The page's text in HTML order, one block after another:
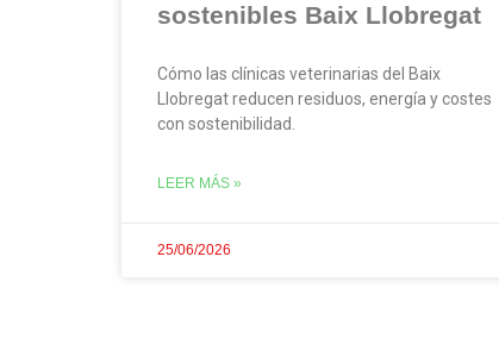
sostenibles Baix Llobregat
Cómo las clínicas veterinarias del Baix
Llobregat reducen residuos, energía y costes
con sostenibilidad.
LEER MÁS »
25/06/2026